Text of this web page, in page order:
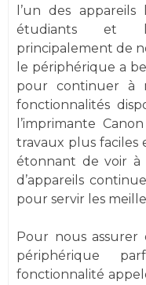
l’un des
étudiants et
principalement de
le périphérique a
pour continuer à
fonctionnalités
l’imprimante
travaux plus faciles
étonnant de voir à
d’appareils
pour servir les
Pour nous
périphérique
fonctionnalité